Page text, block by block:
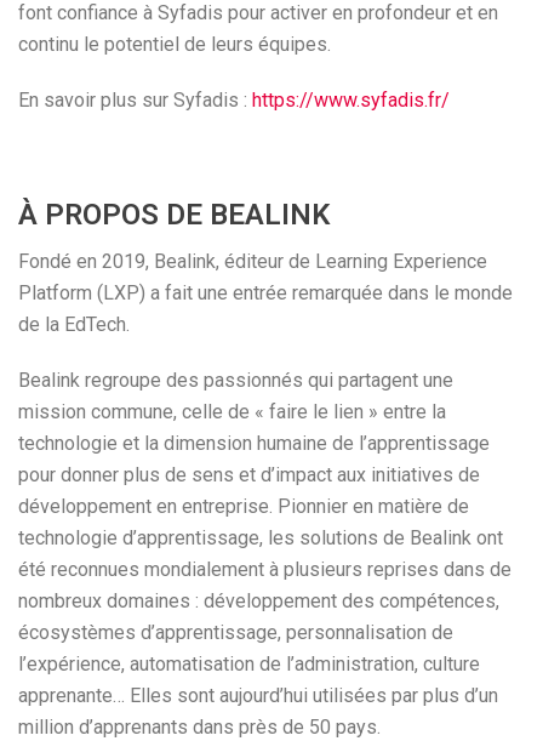
font confiance à Syfadis pour activer en profondeur et en
continu le potentiel de leurs équipes.
En savoir plus sur Syfadis : https://www.syfadis.fr/
À PROPOS DE BEALINK
Fondé en 2019, Bealink, éditeur de Learning Experience
Platform (LXP) a fait une entrée remarquée dans le monde
de la EdTech.
Bealink regroupe des passionnés qui partagent une
mission commune, celle de « faire le lien » entre la
technologie et la dimension humaine de l’apprentissage
pour donner plus de sens et d’impact aux initiatives de
développement en entreprise. Pionnier en matière de
technologie d’apprentissage, les solutions de Bealink ont
été reconnues mondialement à plusieurs reprises dans de
nombreux domaines : développement des compétences,
écosystèmes d’apprentissage, personnalisation de
l’expérience, automatisation de l’administration, culture
apprenante… Elles sont aujourd’hui utilisées par plus d’un
million d’apprenants dans près de 50 pays.